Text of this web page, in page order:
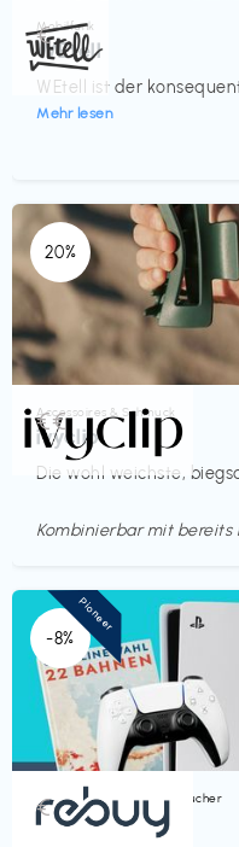
Mobilfunk
WEtell
WEtell ist der
Mehr lesen
€‎
20%
Accessoires & Schmuck
ivyclip
Die wohl weichste,
€€‎
Kombinierbar mit
-8%
Bücher, Magazine & Hörbücher
rebuy
€‎
Pioneer